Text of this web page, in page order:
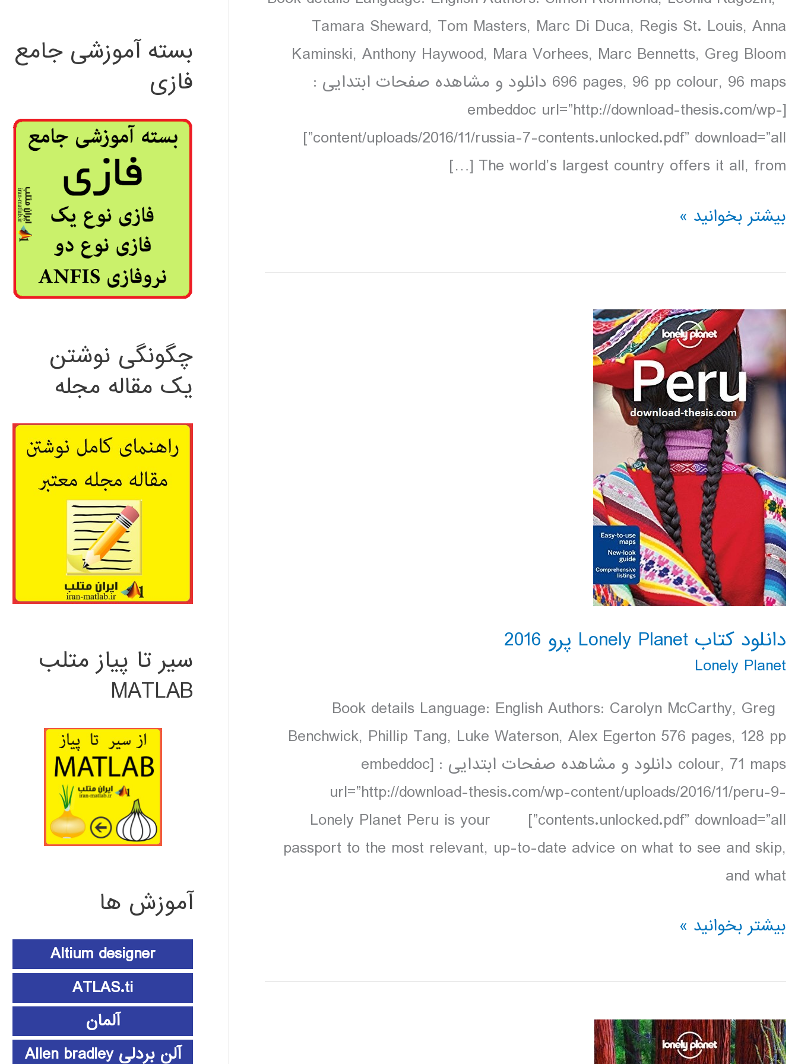
Tamara Sheward, Tom Masters, Marc Di Duca, Regis St. Louis, Anna
Kaminski, Anthony Haywood, Mara Vorhees, Marc Bennetts, Greg Bloom
696 pages, 96 pp colour, 96 maps دانلود و مشاهده صفحات ابتدایی :
[embeddoc url=”http://download-thesis.com/wp-
content/uploads/2016/11/russia-7-contents.unlocked.pdf” download=”all”]
The world’s largest country offers it all, from […]
دانلود
Lonely
روسيه
بیشتر بخوانید »
دانلود کتاب Lonely Planet پرو 2016
Lonely Planet
Book details Language: English Authors: Carolyn McCarthy, Greg
Benchwick, Phillip Tang, Luke Waterson, Alex Egerton 576 pages, 128 pp
colour, 71 maps دانلود و مشاهده صفحات ابتدایی : [embeddoc
url=”http://download-thesis.com/wp-content/uploads/2016/11/peru-9-
contents.unlocked.pdf” download=”all”] Lonely Planet Peru is your
passport to the most relevant, up-to-date advice on what to see and skip,
and what
دانلود
Lonely
پرو
بیشتر بخوانید »
بسته آموزشی جامع
فازی
چگونگی نوشتن
یک مقاله مجله
سیر تا پیاز متلب
MATLAB
آموزش ها
Altium designer
ATLAS.ti
آلمان
آلن بردلی Allen bradley